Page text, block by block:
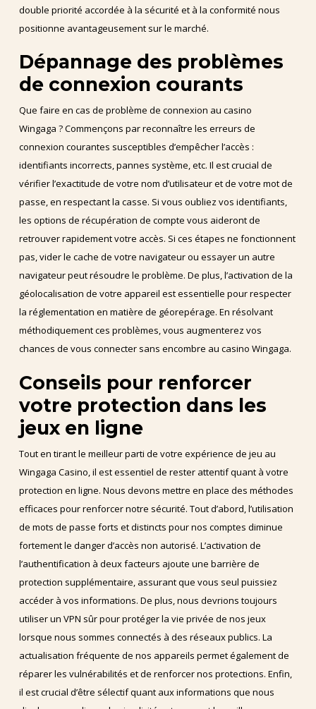
double priorité accordée à la sécurité et à la conformité nous
positionne avantageusement sur le marché.
Dépannage des problèmes
de connexion courants
Que faire en cas de problème de connexion au casino
Wingaga ? Commençons par reconnaître les erreurs de
connexion courantes susceptibles d’empêcher l’accès :
identifiants incorrects, pannes système, etc. Il est crucial de
vérifier l’exactitude de votre nom d’utilisateur et de votre mot de
passe, en respectant la casse. Si vous oubliez vos identifiants,
les options de récupération de compte vous aideront de
retrouver rapidement votre accès. Si ces étapes ne fonctionnent
pas, vider le cache de votre navigateur ou essayer un autre
navigateur peut résoudre le problème. De plus, l’activation de la
géolocalisation de votre appareil est essentielle pour respecter
la réglementation en matière de géorepérage. En résolvant
méthodiquement ces problèmes, vous augmenterez vos
chances de vous connecter sans encombre au casino Wingaga.
Conseils pour renforcer
votre protection dans les
jeux en ligne
Tout en tirant le meilleur parti de votre expérience de jeu au
Wingaga Casino, il est essentiel de rester attentif quant à votre
protection en ligne. Nous devons mettre en place des méthodes
efficaces pour renforcer notre sécurité. Tout d’abord, l’utilisation
de mots de passe forts et distincts pour nos comptes diminue
fortement le danger d’accès non autorisé. L’activation de
l’authentification à deux facteurs ajoute une barrière de
protection supplémentaire, assurant que vous seul puissiez
accéder à vos informations. De plus, nous devrions toujours
utiliser un VPN sûr pour protéger la vie privée de nos jeux
lorsque nous sommes connectés à des réseaux publics. La
actualisation fréquente de nos appareils permet également de
réparer les vulnérabilités et de renforcer nos protections. Enfin,
il est crucial d’être sélectif quant aux informations que nous